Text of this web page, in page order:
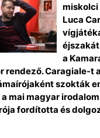
miskolci
Luca
a
rendező. Caragiale-t
szokták
mai magyar
fordította és